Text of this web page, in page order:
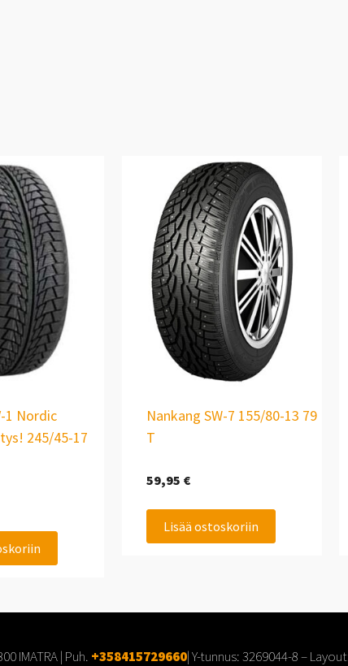
1 Nordic
245/45-17
Nankang SW-7 155/80-13 79
T
59,95 €
Lisää ostoskoriin
IMATRA | Puh. +358415729660| Y-tunnus:3269044-8–